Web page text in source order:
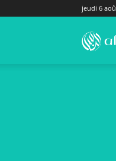
jeudi 6